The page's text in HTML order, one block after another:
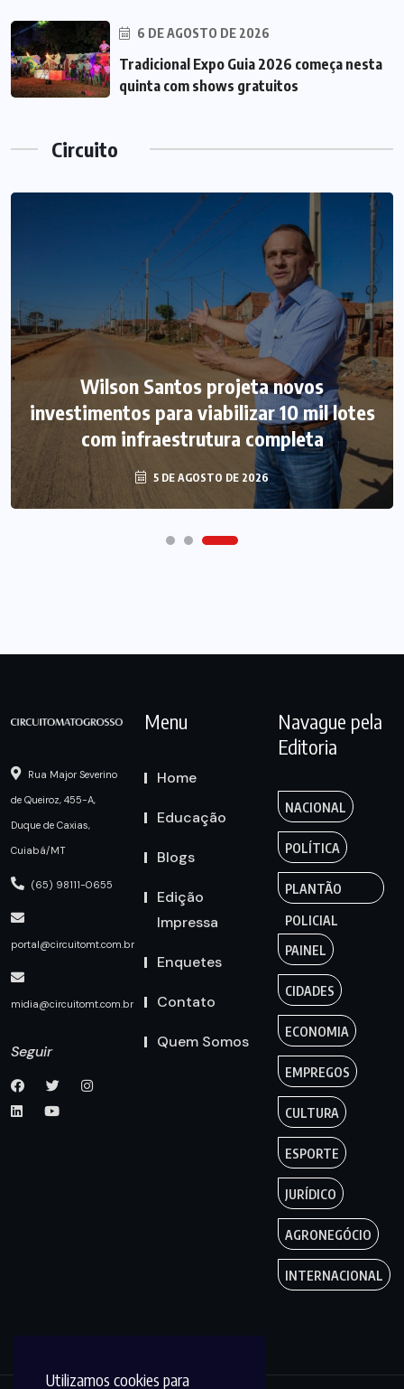
Utilizamos cookies para
6 DE AGOSTO DE 2026
Tradicional Expo Guia 2026 começa nesta
quinta com shows gratuitos
Circuito
Wilson Santos projeta novos
investimentos para viabilizar 10 mil lotes
com infraestrutura completa
5 DE AGOSTO DE 2026
Rua Major Severino
de Queiroz, 455-A,
Duque de Caxias,
Cuiabá/MT
(65) 98111-0655
portal@circuitomt.com.br
midia@circuitomt.com.br
Seguir
Menu
Home
Educação
Blogs
Edição
Impressa
Enquetes
Contato
Quem Somos
Navague pela
Editoria
NACIONAL
POLÍTICA
PLANTÃO
POLICIAL
PAINEL
CIDADES
ECONOMIA
EMPREGOS
CULTURA
ESPORTE
JURÍDICO
AGRONEGÓCIO
INTERNACIONAL